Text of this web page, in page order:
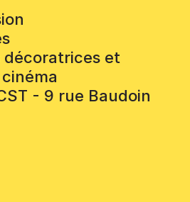
décoratrices et
- 9 rue Baudoin